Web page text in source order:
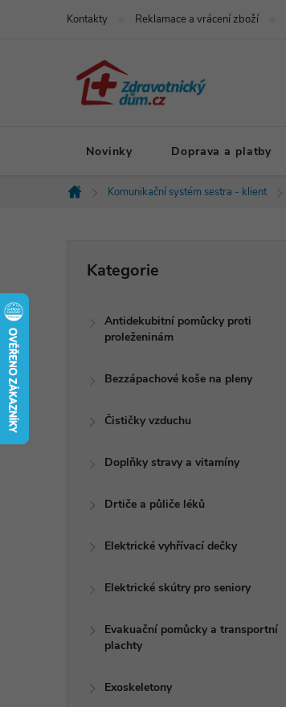
Kontakty Reklamace a vrácení zboží
Novinky Doprava a platby
Domů
Komunikační systém sestra - klient
kategorie
Kategorie
Antidekubitní pomůcky proti
proleženinám
Bezzápachové koše na pleny
Čističky vzduchu
Doplňky stravy a vitamíny
Drtiče a půliče léků
Elektrické vyhřívací dečky
Elektrické skútry pro seniory
Evakuační pomůcky a transportní
plachty
Exoskeletony